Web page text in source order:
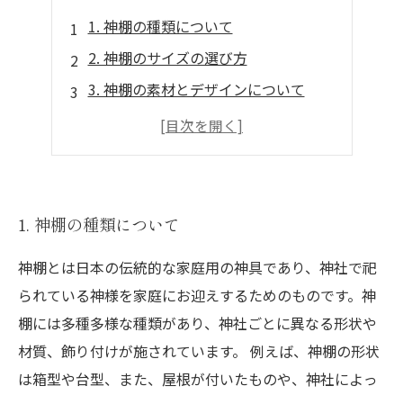
1. 神棚の種類について
2. 神棚のサイズの選び方
3. 神棚の素材とデザインについて
4. 神棚の使い方と位置決めのポイント
5. 神棚のメンテナンスについて
1. 神棚の種類について
神棚とは日本の伝統的な家庭用の神具であり、神社で祀
られている神様を家庭にお迎えするためのものです。神
棚には多種多様な種類があり、神社ごとに異なる形状や
材質、飾り付けが施されています。 例えば、神棚の形状
は箱型や台型、また、屋根が付いたものや、神社によっ